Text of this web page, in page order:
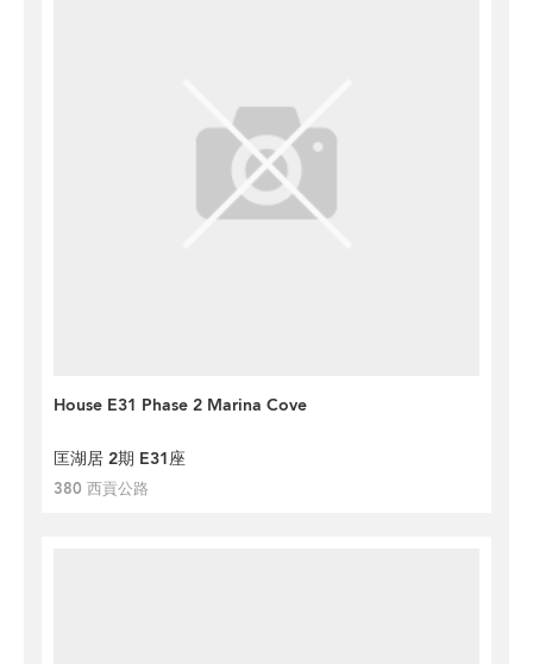
House E31 Phase 2 Marina Cove
匡湖居 2期 E31座
380 西貢公路